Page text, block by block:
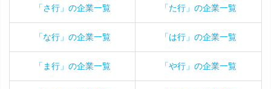
「さ行」の企業一覧 「た行」の企業一覧
「な行」の企業一覧 「は行」の企業一覧
「ま行」の企業一覧 「や行」の企業一覧